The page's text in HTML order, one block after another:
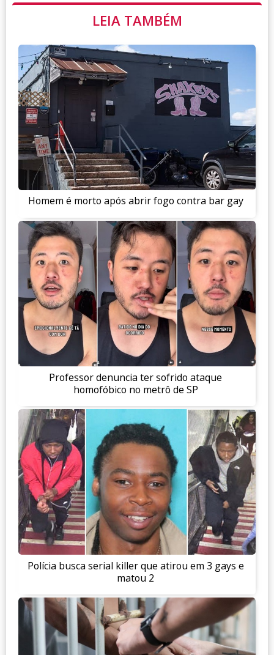
LEIA TAMBÉM
Homem é morto após abrir fogo contra bar gay
Professor denuncia ter sofrido ataque
homofóbico no metrô de SP
Polícia busca serial killer que atirou em 3 gays e
matou 2